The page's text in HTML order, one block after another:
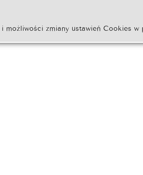
możliwości zmiany ustawień Cookies